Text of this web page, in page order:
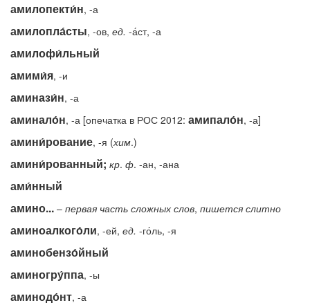
амилопекти́н, -а
амилопла́сты, -ов, ед. -а́ст, -а
амилофи́льный
амими́я, -и
аминази́н, -а
аминало́н, -а [опечатка в РОС 2012: амипало́н, -а]
амини́рование, -я (хим.)
амини́рованный; кр. ф. -ан, -ана
ами́нный
амино... – первая часть сложных слов, пишется слитно
аминоалкого́ли, -ей, ед. -го́ль, -я
аминобензо́йный
аминогру́ппа, -ы
аминодо́нт, -а